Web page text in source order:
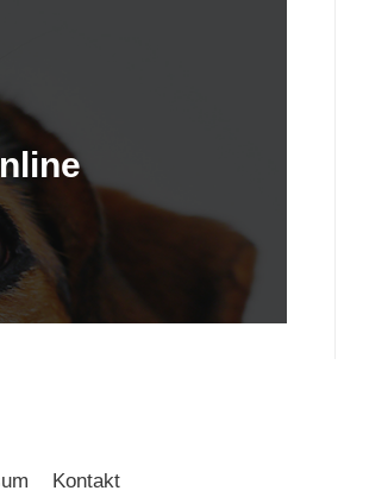
Kontakt